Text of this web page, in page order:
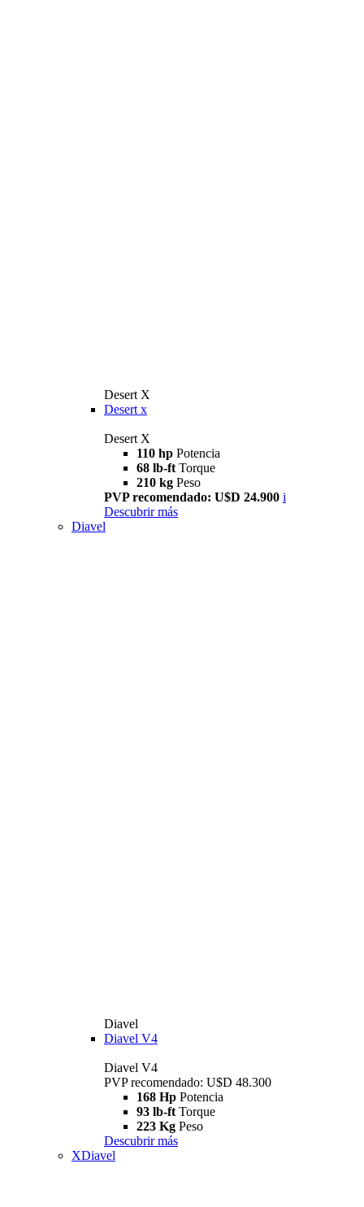
Desert X
Desert x
Desert X
110 hp Potencia
68 lb-ft Torque
210 kg Peso
PVP recomendado: U$D 24.900 i
Descubrir más
Diavel
Diavel
Diavel V4
Diavel V4
PVP recomendado: U$D 48.300
168 Hp Potencia
93 lb-ft Torque
223 Kg Peso
Descubrir más
XDiavel